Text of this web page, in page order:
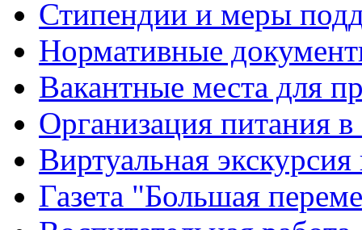
Стипендии и меры
Нормативные
Вакантные места для
Организация питания в
Виртуальная
Газета "Большая